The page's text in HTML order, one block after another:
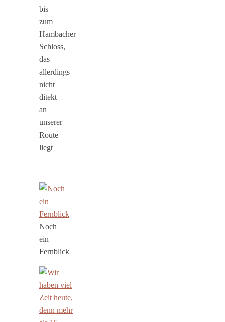
bis
zum
Hambacher
Schloss,
das
allerdings
nicht
ditekt
an
unserer
Route
liegt
Noch
ein
Fernblick